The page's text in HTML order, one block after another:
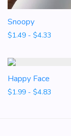
Snoopy
$1.49 - $4.33
Happy Face
$1.99 - $4.83